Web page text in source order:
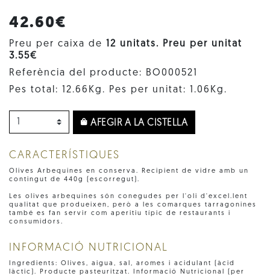
42.60€
Preu per caixa de
12 unitats. Preu per unitat
3.55€
Referència del producte: BO000521
Pes total: 12.66Kg. Pes per unitat: 1.06Kg.
AFEGIR A LA CISTELLA
CARACTERÍSTIQUES
Olives Arbequines en conserva. Recipient de vidre amb un
contingut de 440g (escorregut).
Les olives arbequines són conegudes per l'oli d'excel.lent
qualitat que produeixen, però a les comarques tarragonines
també es fan servir com aperitiu típic de restaurants i
consumidors.
INFORMACIÓ NUTRICIONAL
Ingredients: Olives, aigua, sal, aromes i acidulant (àcid
làctic). Producte pasteuritzat. Informació Nutricional (per